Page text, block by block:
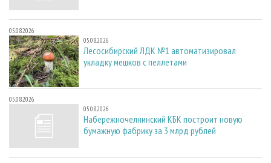
05.08.2026
05.08.2026
Лесосибирский ЛДК №1 автоматизировал
укладку мешков с пеллетами
05.08.2026
05.08.2026
Набережночелнинский КБК построит новую
бумажную фабрику за 3 млрд рублей